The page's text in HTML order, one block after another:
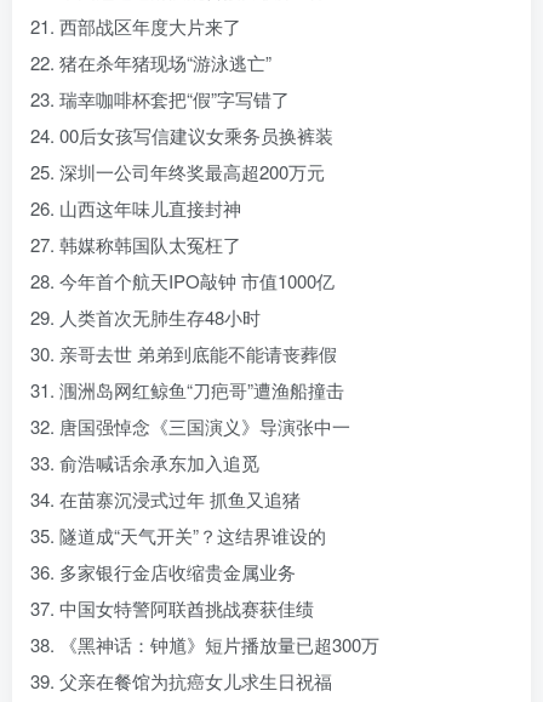
21. 西部战区年度大片来了
22. 猪在杀年猪现场“游泳逃亡”
23. 瑞幸咖啡杯套把“假”字写错了
24. 00后女孩写信建议女乘务员换裤装
25. 深圳一公司年终奖最高超200万元
26. 山西这年味儿直接封神
27. 韩媒称韩国队太冤枉了
28. 今年首个航天IPO敲钟 市值1000亿
29. 人类首次无肺生存48小时
30. 亲哥去世 弟弟到底能不能请丧葬假
31. 涠洲岛网红鲸鱼“刀疤哥”遭渔船撞击
32. 唐国强悼念《三国演义》导演张中一
33. 俞浩喊话余承东加入追觅
34. 在苗寨沉浸式过年 抓鱼又追猪
35. 隧道成“天气开关”？这结界谁设的
36. 多家银行金店收缩贵金属业务
37. 中国女特警阿联酋挑战赛获佳绩
38. 《黑神话：钟馗》短片播放量已超300万
39. 父亲在餐馆为抗癌女儿求生日祝福